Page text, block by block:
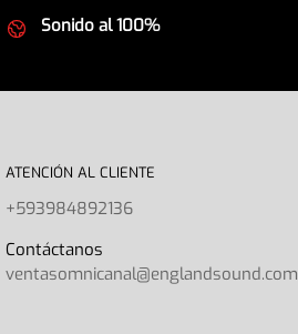
Sonido al 100%
ATENCIÓN AL CLIENTE
+593984892136
Contáctanos
ventasomnicanal@englandsound.com